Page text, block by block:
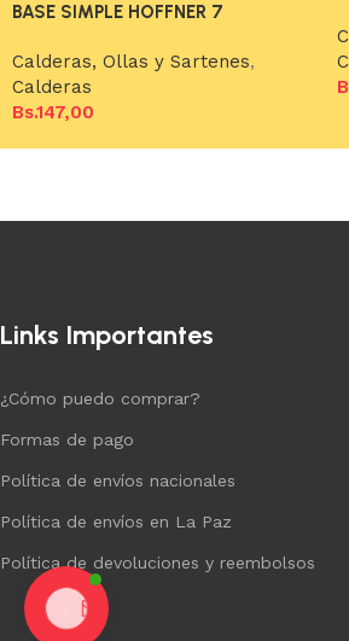
BASE SIMPLE HOFFNER 7
Calderas, Ollas y Sartenes,
Calderas
Bs.147,00
Añadir al carrito
Links Importantes
¿Cómo puedo comprar?
Formas de pago
Política de envíos nacionales
Política de envíos en La Paz
Política de devoluciones y reembolsos
Chat